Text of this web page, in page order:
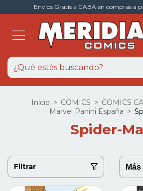
Envios Gratis a CABA en compras a
Inicio > COMICS > COMICS
Marvel Panini España >
Spider-
Filtrar